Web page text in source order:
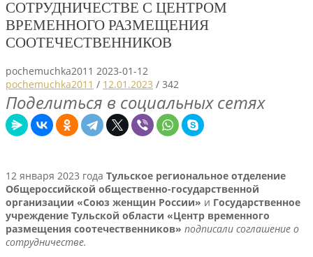
СОТРУДНИЧЕСТВЕ С ЦЕНТРОМ
ВРЕМЕННОГО РАЗМЕЩЕНИЯ
СООТЕЧЕСТВЕННИКОВ
pochemuchka2011 2023-01-12
pochemuchka2011 / 12.01.2023 / 342
Поделиться в социальных сетях
12 января 2023 года Тульское региональное отделение
Общероссийской общественно-государственной
организации «Союз женщин России» и Государственное
учреждение Тульской области «Центр временного
размещения соотечественников» подписали соглашение о
сотрудничестве.